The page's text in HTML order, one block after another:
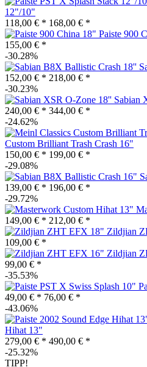
12"/10"
118,00 € * 168,00 € *
Paiste 900
155,00 € *
-30.28%
152,00 € * 218,00 € *
-30.23%
Sabian
240,00 € * 344,00 € *
-24.62%
Custom Brilliant Trash Crash 16"
150,00 € * 199,00 € *
-29.08%
139,00 € * 196,00 € *
-29.72%
149,00 € * 212,00 € *
Zildjian
109,00 € *
Zildjian
99,00 € *
-35.53%
49,00 € * 76,00 € *
-43.06%
Hihat 13"
279,00 € * 490,00 € *
-25.32%
TIPP!